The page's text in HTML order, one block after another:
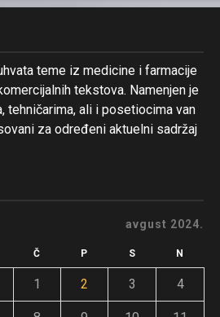
teme iz medicine i farmacije
tekstova. Namenjen je
tehničarima, ali i posetiocima van
za određeni aktuelni sadržaj
avgust 2024.
Č P S N
1 2 3 4